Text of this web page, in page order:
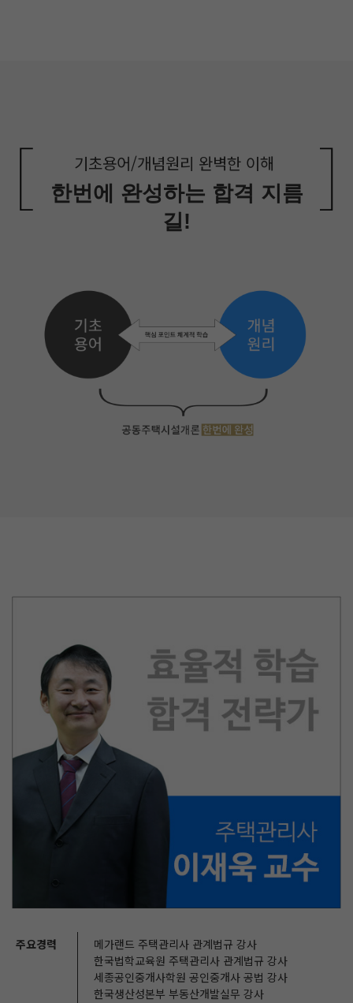
기초용어/개념원리 완벽한 이해
한번에 완성하는 합격 지름
길!
주요경력
메가랜드 주택관리사 관계법규 강사
한국법학교육원 주택관리사 관계법규 강사
세종공인중개사학원 공인중개사 공법 강사
한국생산성본부 부동산개발실무 강사